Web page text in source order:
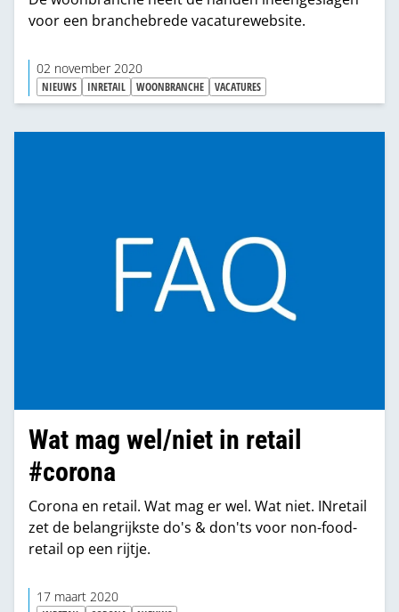
voor een branchebrede vacaturewebsite.
02 november 2020
NIEUWS INRETAIL WOONBRANCHE VACATURES
Wat mag wel/niet in retail
#corona
Corona en retail. Wat mag er wel. Wat niet. INretail
zet de belangrijkste do's & don'ts voor non-food-
retail op een rijtje.
17 maart 2020